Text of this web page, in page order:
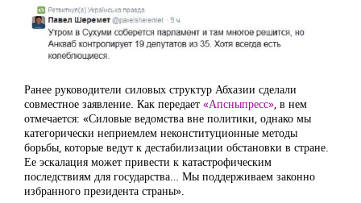
Ранее руководители силовых структур Абхазии сделали
совместное заявление. Как передает «Апсныпресс», в нем
отмечается: «Силовые ведомства вне политики, однако мы
категорически неприемлем неконституционные методы
борьбы, которые ведут к дестабилизации обстановки в стране.
Ее эскалация может привести к катастрофическим
последствиям для государства… Мы поддерживаем законно
избранного президента страны».